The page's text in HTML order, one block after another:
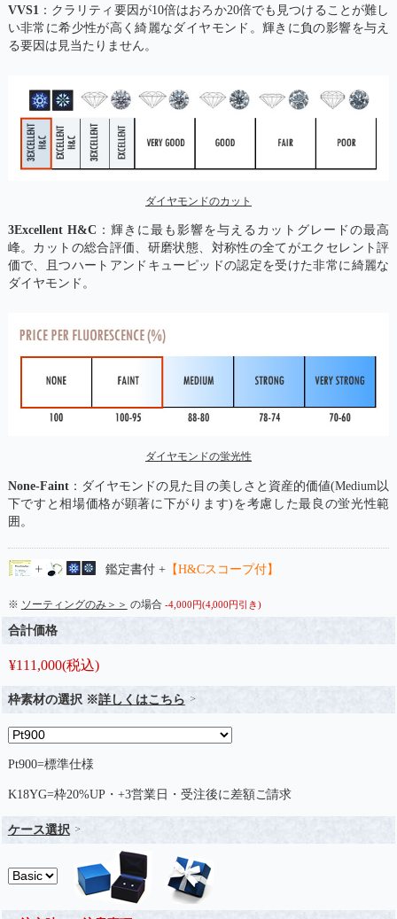
VVS1：クラリティ要因が10倍はおろか20倍でも見つけることが難し
い非常に希少性が高く綺麗なダイヤモンド。輝きに負の影響を与え
る要因は見当たりません。
ダイヤモンドのカット
3Excellent H&C ：輝きに最も影響を与えるカットグレードの最高
峰。カットの総合評価、研磨状態、対称性の全てがエクセレント評
価で、且つハートアンドキューピッドの認定を受けた非常に綺麗な
ダイヤモンド。
ダイヤモンドの蛍光性
None-Faint：ダイヤモンドの見た目の美しさと資産的価値(Medium以
下ですと相場価格が顕著に下がります)を考慮した最良の蛍光性範
囲。
鑑定書付 +【H&Cスコープ付】
※ ソーティングのみ＞＞ の場合 -4,000円(4,000円引き)
合計価格
¥111,000(税込)
枠素材の選択 ※詳しくはこちら
Pt900=標準仕様
K18YG=枠20%UP・+3営業日・受注後に差額ご請求
ケース選択